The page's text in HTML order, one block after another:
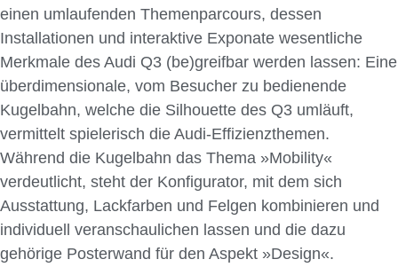
einen umlaufenden Themenparcours, dessen
Installationen und interaktive Exponate wesentliche
Merkmale des Audi Q3 (be)greifbar werden lassen: Eine
überdimensionale, vom Besucher zu bedienende
Kugelbahn, welche die Silhouette des Q3 umläuft,
vermittelt spielerisch die Audi-Effizienzthemen.
Während die Kugelbahn das Thema »Mobility«
verdeutlicht, steht der Konfigurator, mit dem sich
Ausstattung, Lackfarben und Felgen kombinieren und
individuell veranschaulichen lassen und die dazu
gehörige Posterwand für den Aspekt »Design«.